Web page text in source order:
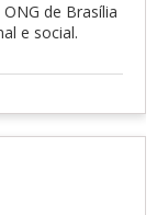
de Brasília
e social.